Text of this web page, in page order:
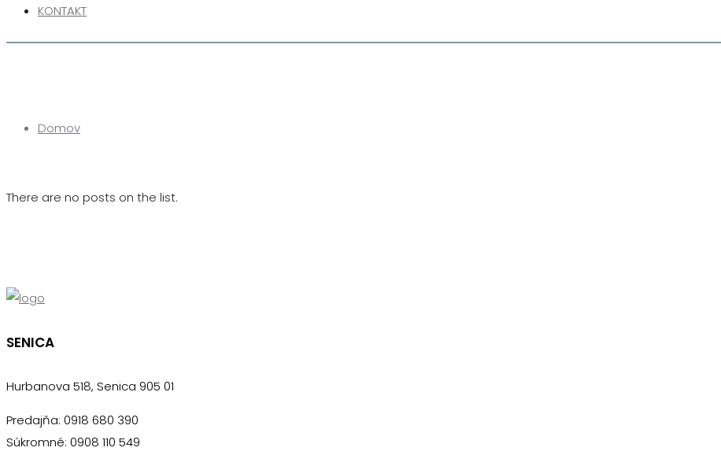
KONTAKT
Domov
There are no posts on the list.
SENICA
Hurbanova 518, Senica 905 01
Predajňa: 0918 680 390
Súkromné: 0908 110 549